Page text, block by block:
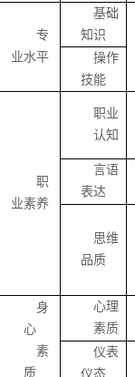
专
业水平
基础
知识
操作
技能
职
业素养
职业
认知
言语
表达
思维
品质
身
心
素
质
心理
素质
仪表
仪态